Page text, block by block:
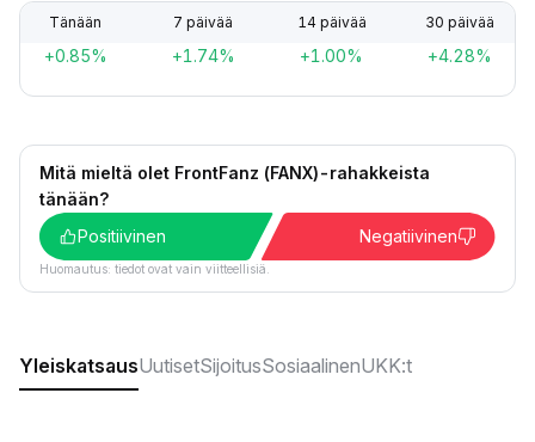
Tänään 7 päivää 14 päivää 30 päivää
+0.85% +1.74% +1.00% +4.28%
Mitä mieltä olet FrontFanz (FANX)-rahakkeista
tänään?
Positiivinen
Negatiivinen
Huomautus: tiedot ovat vain viitteellisiä.
YleiskatsausUutisetSijoitusSosiaalinenUKK:t